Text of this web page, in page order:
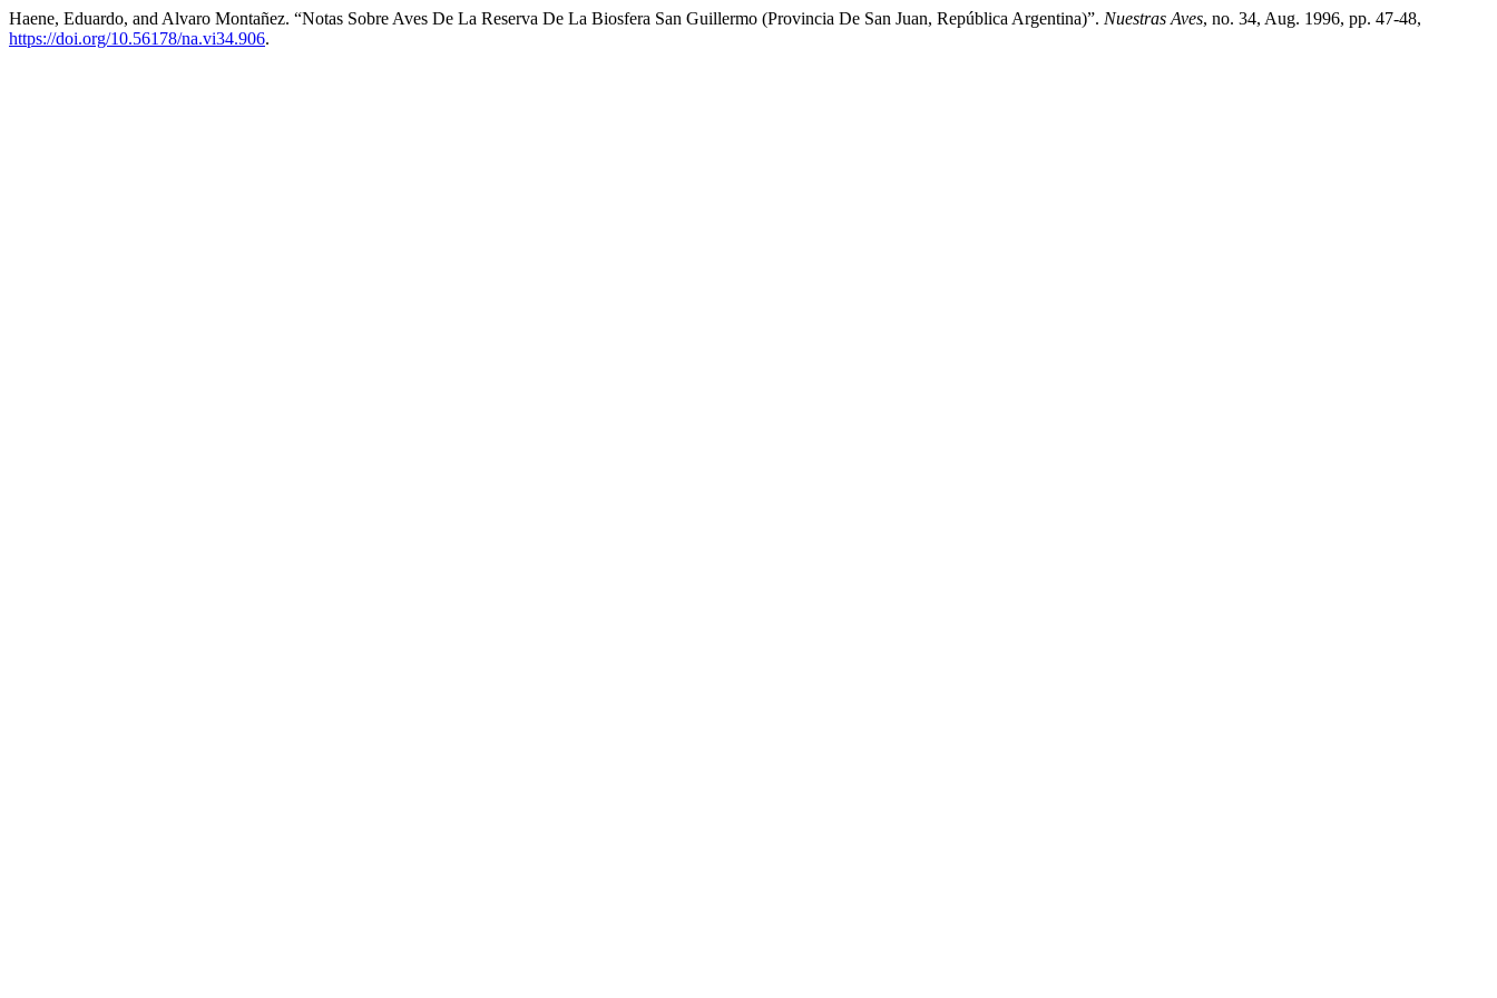
Haene, Eduardo, and Alvaro Montañez. “Notas Sobre Aves De La Reserva De La Biosfera San Guillermo (Provincia De San Juan, República Argentina)”. Nuestras Aves, no. 34, Aug. 1996, pp. 47-48,
https://doi.org/10.56178/na.vi34.906.